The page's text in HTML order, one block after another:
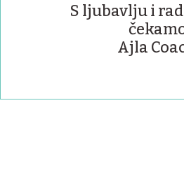
S ljubavlju i
Ajla